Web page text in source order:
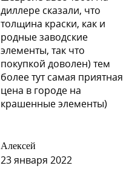
диллере сказали, что
толщина краски, как и
родные заводские
элементы, так что
покупкой доволен) тем
более тут самая приятная
цена в городе на
крашенные элементы)
Алексей
23 января 2022